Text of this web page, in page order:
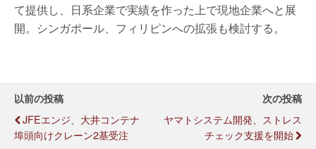
て提供し、日系企業で実績を作った上で現地企業へと展
開。シンガポール、フィリピンへの拡張も検討する。
以前の投稿
JFEエンジ、大井コンテナ
埠頭向けクレーン2基受注
次の投稿
ヤマトシステム開発、ストレス
チェック支援を開始